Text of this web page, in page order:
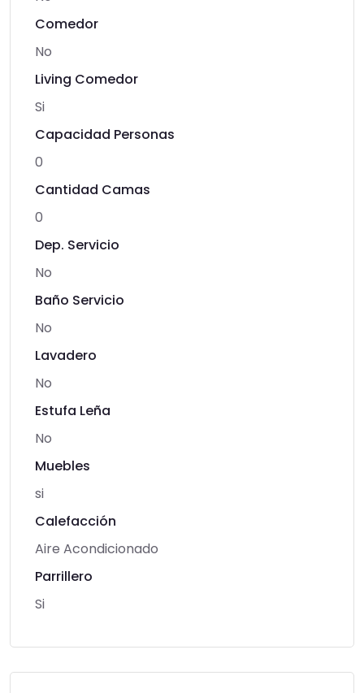
Comedor
No
Living Comedor
Si
Capacidad Personas
0
Cantidad Camas
0
Dep. Servicio
No
Baño Servicio
No
Lavadero
No
Estufa Leña
No
Muebles
si
Calefacción
Aire Acondicionado
Parrillero
Si